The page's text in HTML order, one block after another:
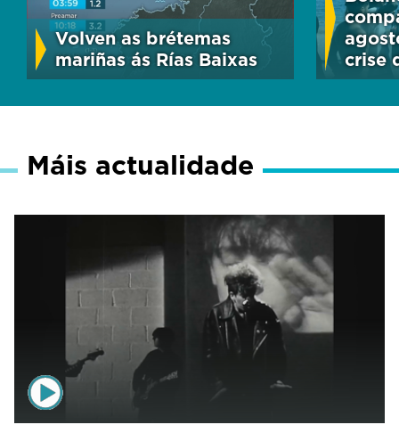
Volven as brétemas
mariñas ás Rías Baixas
crise
Máis actualidade